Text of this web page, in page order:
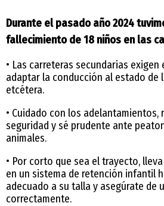
Durante el pasado año 2024
fallecimiento de 18 niños en las
• Las carreteras secundarias
adaptar la conducción al estado de
etcétera.
• Cuidado con los adelantamientos,
seguridad y sé prudente ante
animales.
• Por corto que sea el trayecto,
en un sistema de retención infantil
adecuado a su talla y asegúrate de
correctamente.